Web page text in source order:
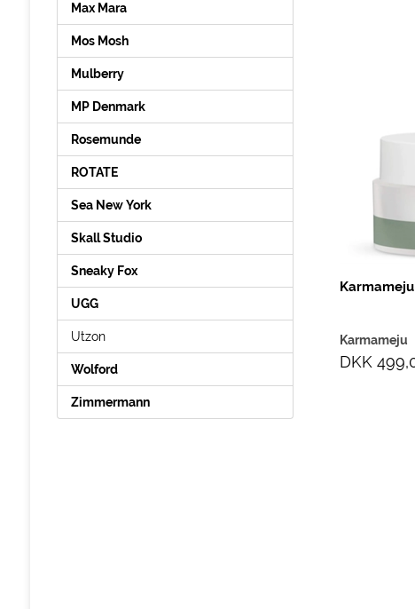
Max Mara
Mos Mosh
Mulberry
MP Denmark
Rosemunde
ROTATE
Sea New York
Skall Studio
Sneaky Fox
UGG
Utzon
Wolford
Zimmermann
Karmameju
DKK